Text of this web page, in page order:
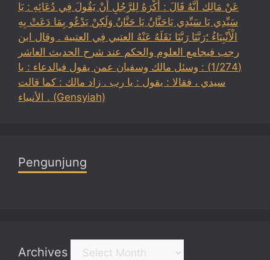
عَنْ مَالِك أَنَّهُ قَالَ : أَكْرَهُ لِلرَّجُلِ أَنْ يَقُولَ فِي دُعَائِهِ : يَا
سَيِّدِي يَا سَيِّدِي يَاحَنَّانُ يَا حَنَّانُ وَلَكِنْ يَدْعُو بِمَا دَعَتْ بِهِ
الْأَنْبِيَاءُ ؛رَبَّنَا رَبَّنَا نَقَلَهُ عَنْهُ العتبي فِي العتبية . وقال ابن
رجب فيجامع العلوم والحكم عند شرح الحديث العاشر
(1/274) : وسئل مالك وسفيان عمن يقول فيالدعاء : يا
سيدي ، فقالا : يقول : يا رب . زاد مالك : كما قالت
الأنبياء . (Gensyiah)
Pengunjung
Archives Archives